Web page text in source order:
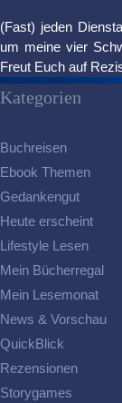
(Fast) jeden
um meine vier
Freut Euch auf
Kategorien
Buchreisen
Ebook Themen
Gedankengut
Heute erscheint
Lifestyle Lesen
Mein Bücherregal
Mein Lesemonat
News & Vorschau
QuickBlick
Rezensionen
Storygames